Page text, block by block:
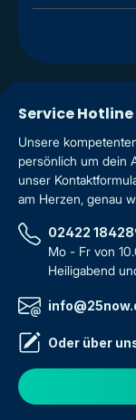
Service Hotline
Unsere
persönlich um dein
unser
am Herzen, genau
02422
Mo - Fr von
Heiligabend
Oder über